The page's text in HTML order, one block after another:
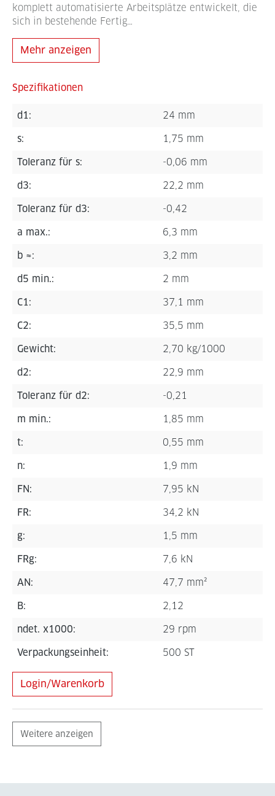
komplett automatisierte Arbeitsplätze entwickelt, die
sich in bestehende Fertig…
Mehr anzeigen
Spezifikationen
d1: 24 mm
s: 1,75 mm
Toleranz für s: -0,06 mm
d3: 22,2 mm
Toleranz für d3: -0,42
a max.: 6,3 mm
b ≈: 3,2 mm
d5 min.: 2 mm
C1: 37,1 mm
C2: 35,5 mm
Gewicht: 2,70 kg/1000
d2: 22,9 mm
Toleranz für d2: -0,21
m min.: 1,85 mm
t: 0,55 mm
n: 1,9 mm
FN: 7,95 kN
FR: 34,2 kN
g: 1,5 mm
FRg: 7,6 kN
AN: 47,7 mm²
B: 2,12
ndet. x1000: 29 rpm
Verpackungseinheit: 500 ST
Login/Warenkorb
Weitere anzeigen